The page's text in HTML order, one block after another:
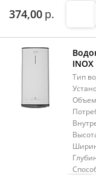
374,00 р.
INOX
Тип
Объем